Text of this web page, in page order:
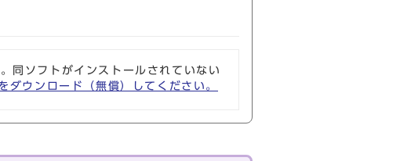
ソフトがインストールされていない
ンロード（無償）してください。